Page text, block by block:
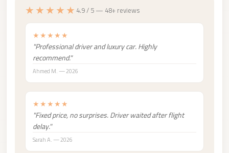
★★★★★ 4.9 / 5 — 48+ reviews
★★★★★
"Professional driver and luxury car. Highly
recommend."
Ahmed M. — 2026
★★★★★
"Fixed price, no surprises. Driver waited after flight
delay."
Sarah A. — 2026
Limousine
Mohandessin
Mercedes
Limousine
Mercedes